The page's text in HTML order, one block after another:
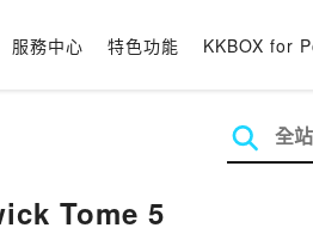
服務中心 特色功能 KKBOX for
Tome 5